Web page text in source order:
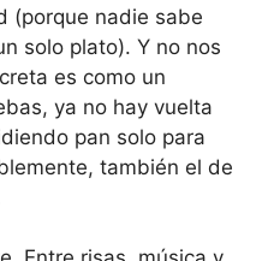
(porque nadie sabe
solo plato). Y no nos
es como un
ya no hay vuelta
pan solo para
también el de